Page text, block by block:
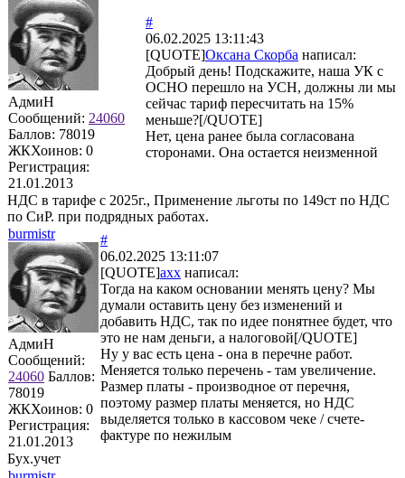
АдмиН
Сообщений: 24060
Баллов: 78019
ЖКХоинов: 0
Регистрация:
21.01.2013
#
06.02.2025 13:11:43
[QUOTE]Оксана Скорба написал:
Добрый день! Подскажите, наша УК с
ОСНО перешло на УСН, должны ли мы
сейчас тариф пересчитать на 15%
меньше?[/QUOTE]
Нет, цена ранее была согласована
сторонами. Она остается неизменной
НДС в тарифе с 2025г., Применение льготы по 149ст по НДС
по СиР. при подрядных работах.
burmistr
АдмиН
Сообщений:
24060 Баллов:
78019
ЖКХоинов: 0
Регистрация:
21.01.2013
#
06.02.2025 13:11:07
[QUOTE]axx написал:
Тогда на каком основании менять цену? Мы
думали оставить цену без изменений и
добавить НДС, так по идее понятнее будет, что
это не нам деньги, а налоговой[/QUOTE]
Ну у вас есть цена - она в перечне работ.
Меняется только перечень - там увеличение.
Размер платы - производное от перечня,
поэтому размер платы меняется, но НДС
выделяется только в кассовом чеке / счете-
фактуре по нежилым
Бух.учет